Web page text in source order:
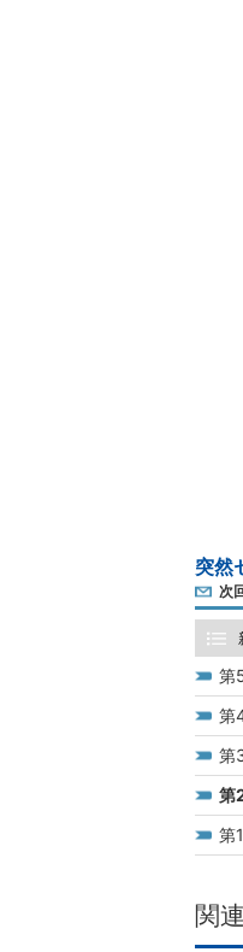
突然
次
1
関